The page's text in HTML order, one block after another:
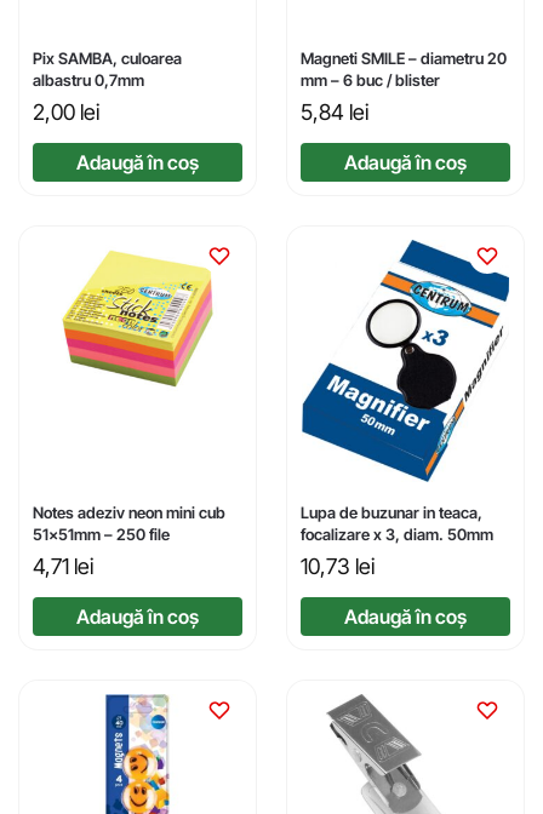
Pix SAMBA, culoarea
albastru 0,7mm
2,00 lei
Adaugă în coș
Magneti SMILE – diametru 20
mm – 6 buc / blister
5,84 lei
Adaugă în coș
Notes adeziv neon mini cub
51x51mm – 250 file
4,71 lei
Adaugă în coș
Lupa de buzunar in teaca,
focalizare x 3, diam. 50mm
10,73 lei
Adaugă în coș